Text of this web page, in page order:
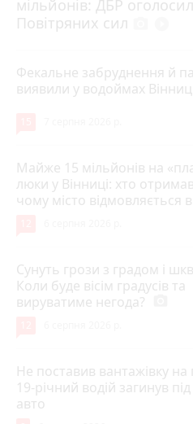
мільйонів: ДБР
Повітряних сил
Фекальне забруднення й
виявили у водоймах Вінниці
Майже 15 мільйонів на
люки у Вінниці: хто отримав
чому місто відмовляється
Сунуть грози з градом і
Коли буде вісім градусів та
вируватиме негода?
Не поставив вантажівку на
19-річний водій загинув
авто